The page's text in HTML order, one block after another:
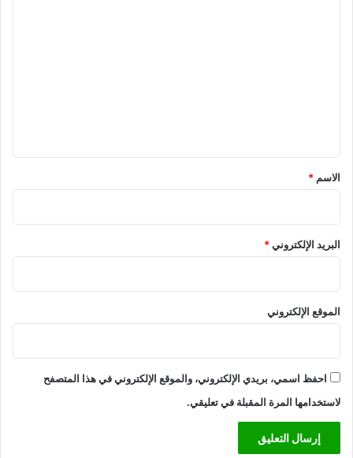
*
الاسم *
البريد الإلكتروني*
الموقع الإلكتروني
احفظ اسمي، بريدي الإلكتروني، والموقع الإلكتروني في هذا المتصفح
لاستخدامها المرة المقبلة في تعليقي.